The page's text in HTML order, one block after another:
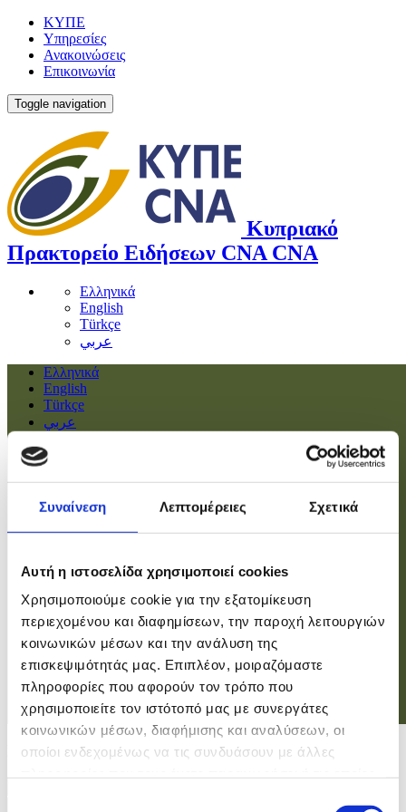
Συναίνεση Λεπτομέρειες Σχετικά
Αυτή η ιστοσελίδα χρησιμοποιεί cookies
Χρησιμοποιούμε cookie για την εξατομίκευση
περιεχομένου και διαφημίσεων, την παροχή λειτουργιών
κοινωνικών μέσων και την ανάλυση της
επισκεψιμότητάς μας. Επιπλέον, μοιραζόμαστε
πληροφορίες που αφορούν τον τρόπο που
χρησιμοποιείτε τον ιστότοπό μας με συνεργάτες
κοινωνικών μέσων, διαφήμισης και αναλύσεων, οι
οποίοι ενδεχομένως να τις συνδυάσουν με άλλες
ΚΥΠΕ
Υπηρεσίες
Ανακοινώσεις
Επικοινωνία
Toggle navigation
Κυπριακό
Πρακτορείο Ειδήσεων CNA CNA
Ελληνικά
English
Türkçe
عربي
Ελληνικά
English
Türkçe
عربي
Αρχική
Πολιτική
Οικονομία
Βουλή
Εσωτερικά
Ευρώπη
Κόσμος
Αθλητικά
Virals
Επιστήμες
Σύνδεση
Σύνδεση